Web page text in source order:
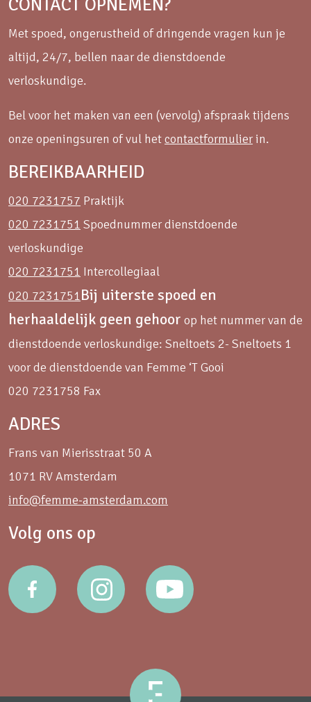
CONTACT OPNEMEN?
Met spoed, ongerustheid of dringende vragen kun je
altijd, 24/7, bellen naar de dienstdoende
verloskundige.
Bel voor het maken van een (vervolg) afspraak tijdens
onze openingsuren of vul hetcontactformulier in.
BEREIKBAARHEID
020 7231757 Praktijk
020 7231751 Spoednummer dienstdoende
verloskundige
020 7231751 Intercollegiaal
020 7231751Bij uiterste spoed en
herhaaldelijk geen gehoor op het nummer van de
dienstdoende verloskundige: Sneltoets 2- Sneltoets 1
voor de dienstdoende van Femme ‘T Gooi
020 7231758 Fax
ADRES
Frans van Mierisstraat 50 A
1071 RV Amsterdam
info@femme-amsterdam.com
Volg ons op